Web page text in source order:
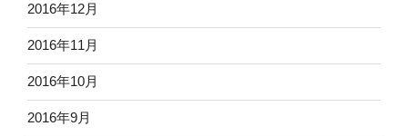
2016年12月
2016年11月
2016年10月
2016年9月